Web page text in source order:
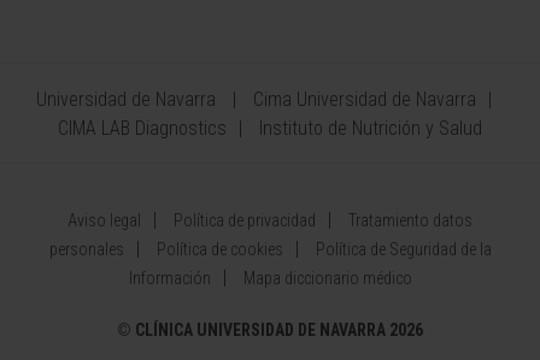
Universidad de Navarra
Cima Universidad de Navarra
CIMA LAB Diagnostics
Instituto de Nutrición y Salud
Aviso legal Política de privacidad
Tratamiento datos
personales
Política de cookies
Política de Seguridad de la
Información
Mapa diccionario médico
© CLÍNICA UNIVERSIDAD DE NAVARRA 2026